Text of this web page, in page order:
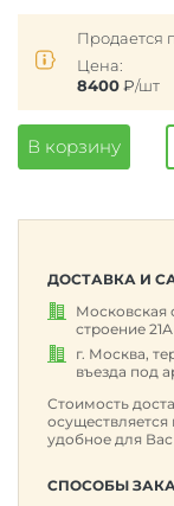
Продается
Цена:
8400 ₽/шт
В корзину
ДОСТАВКА И
Московская
строение 21А
г. Москва,
въезда под
Стоимость
удобное для
СПОСОБЫ